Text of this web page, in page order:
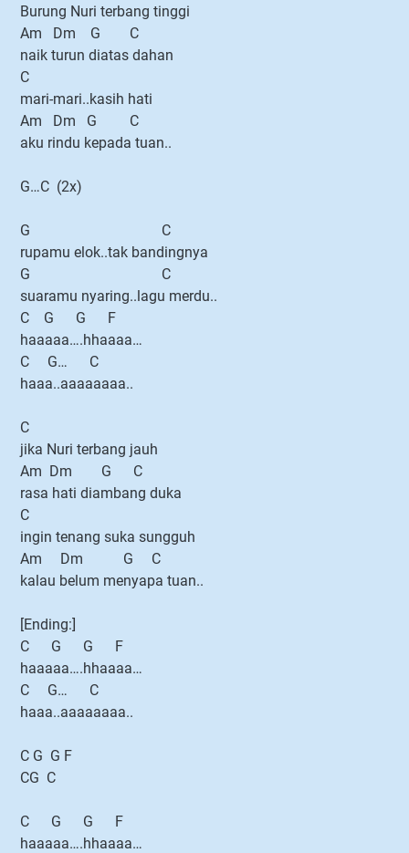
Burung Nuri terbang tinggi
Am Dm G C
naik turun diatas dahan
C
mari-mari..kasih hati
Am Dm G C
aku rindu kepada tuan..
G…C (2x)
G C
rupamu elok..tak bandingnya
G C
suaramu nyaring..lagu merdu..
C G G F
haaaaa….hhaaaa…
C G… C
haaa..aaaaaaaa..
C
jika Nuri terbang jauh
Am Dm G C
rasa hati diambang duka
C
ingin tenang suka sungguh
Am Dm G C
kalau belum menyapa tuan..
[Ending:]
C G G F
haaaaa….hhaaaa…
C G… C
haaa..aaaaaaaa..
C G G F
CG C
C G G F
haaaaa….hhaaaa…